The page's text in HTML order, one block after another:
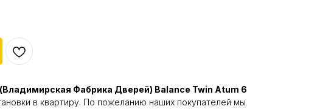
Фабрика Дверей) Balance Twin Atum 6
в квартиру. По пожеланию наших покупателей мы